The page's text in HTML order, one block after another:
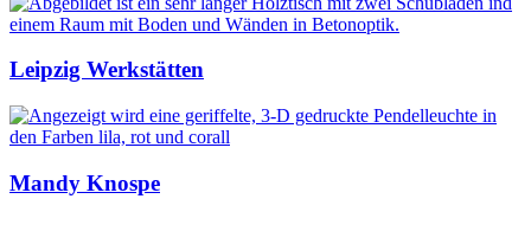
Leipzig Werkstätten
Mandy Knospe